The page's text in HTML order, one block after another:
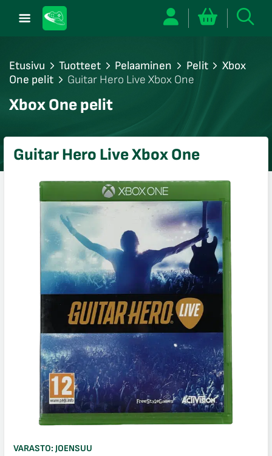
Etusivu Tuotteet Pelaaminen Pelit
Xbox
One pelit
Guitar Hero Live Xbox One
Xbox One pelit
Guitar Hero Live Xbox One
VARASTO: JOENSUU
sulje
sulje